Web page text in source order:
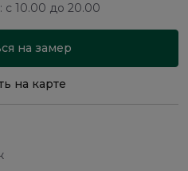
с 10.00 до 20.00
на замер
на карте